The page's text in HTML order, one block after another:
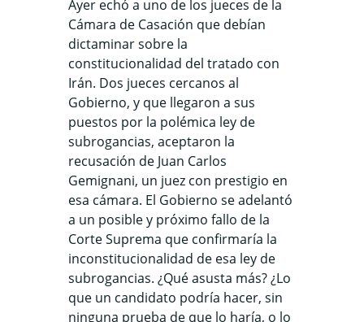
Ayer echó a uno de los jueces de la
Cámara de Casación que debían
dictaminar sobre la
constitucionalidad del tratado con
Irán. Dos jueces cercanos al
Gobierno, y que llegaron a sus
puestos por la polémica ley de
subrogancias, aceptaron la
recusación de Juan Carlos
Gemignani, un juez con prestigio en
esa cámara. El Gobierno se adelantó
a un posible y próximo fallo de la
Corte Suprema que confirmaría la
inconstitucionalidad de esa ley de
subrogancias. ¿Qué asusta más? ¿Lo
que un candidato podría hacer, sin
ninguna prueba de que lo haría, o lo